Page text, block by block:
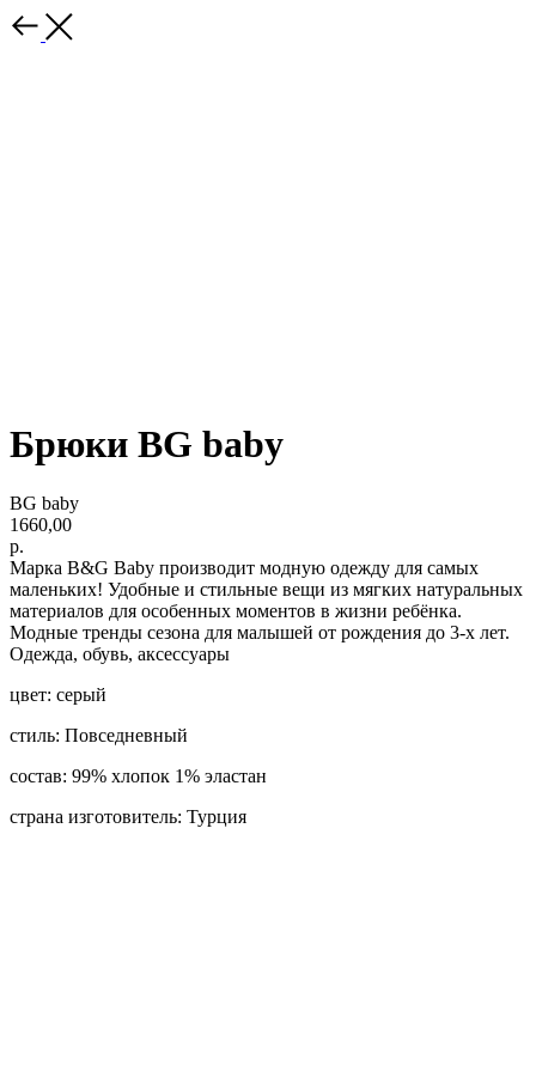
Брюки BG baby
BG baby
1660,00
р.
Марка B&G Baby производит модную одежду для самых
маленьких! Удобные и стильные вещи из мягких натуральных
материалов для особенных моментов в жизни ребёнка.
Модные тренды сезона для малышей от рождения до 3-х лет.
Одежда, обувь, аксессуары
цвет: серый
стиль: Повседневный
состав: 99% хлопок 1% эластан
страна изготовитель: Турция